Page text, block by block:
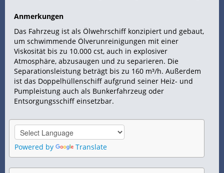
Anmerkungen
Das Fahrzeug ist als Ölwehrschiff konzipiert und gebaut,
um schwimmende Ölverunreinigungen mit einer
Viskosität bis zu 10.000 cst, auch in explosiver
Atmosphäre, abzusaugen und zu separieren. Die
Separationsleistung beträgt bis zu 160 m³/h. Außerdem
ist das Doppelhüllenschiff aufgrund seiner Heiz- und
Pumpleistung auch als Bunkerfahrzeug oder
Entsorgungsschiff einsetzbar.
Powered by Translate